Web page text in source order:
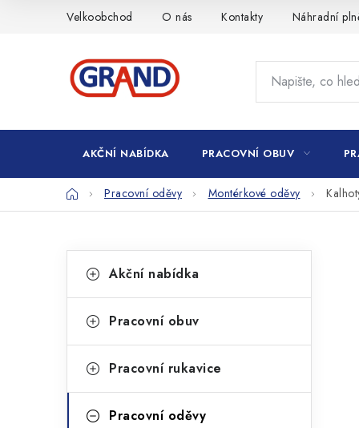
Velkoobchod O nás Kontakty Náhradní
AKČNÍ NABÍDKA PRACOVNÍ OBUV
DomůPracovní oděvy Montérkové oděvy
o
t
r
kategorie
a
e
o
Akční nabídka
Pracovní obuv
Pracovní rukavice
Pracovní oděvy